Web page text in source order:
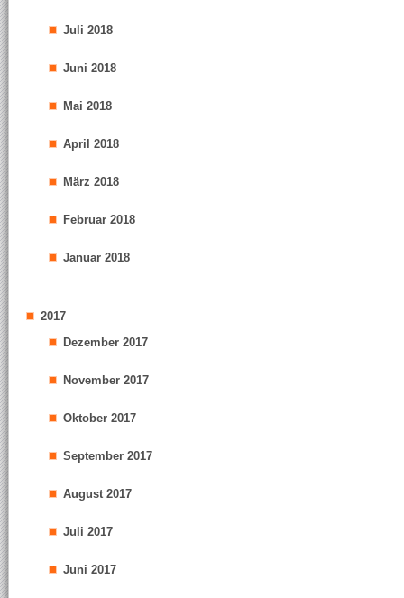
Juli 2018
Juni 2018
Mai 2018
April 2018
März 2018
Februar 2018
Januar 2018
2017
Dezember 2017
November 2017
Oktober 2017
September 2017
August 2017
Juli 2017
Juni 2017